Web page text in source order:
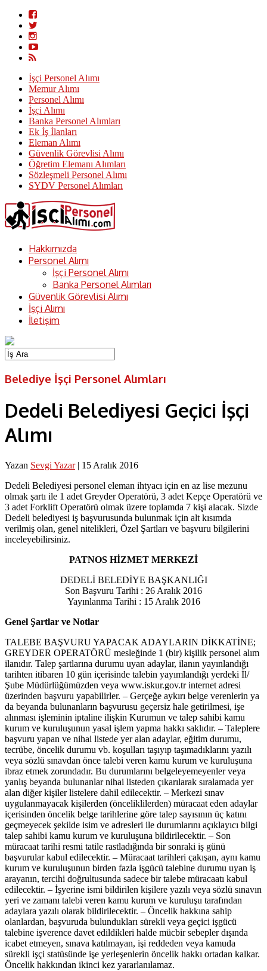
İşçi Personel Alımı
Memur Alımı
Personel Alımı
İşçi Alımı
Banka Personel Alımları
Ek İş İlanları
Eleman Alımı
Güvenlik Görevlisi Alımı
Öğretim Elemanı Alımları
Sözleşmeli Personel Alımı
SYDV Personel Alımları
Hakkımızda
Personel Alımı
İşçi Personel Alımı
Banka Personel Alımları
Güvenlik Görevlisi Alımı
İşçi Alımı
İletişim
Belediye İşçi Personel Alımları
Dedeli Belediyesi Geçici İşçi
Alımı
Yazan Sevgi Yazar| 15 Aralık 2016
Dedeli Belediyesi personel eleman ihtyacı için en az lise mezunu
olmak şartı ile 1 adet Greyder Operatörü, 3 adet Kepçe Operatörü ve
3 adet Forklift Operatörü olmak üzere toplamda 7 kişi alacak. Sizde
Dedeli belediyesi iş başvurusunda bulunmak için alt kısımda
verilmiş olan, genel nitelikleri, Özel Şartları ve başvuru bilgilerini
inceleyebilirsiniz.
PATNOS HİZMET MERKEZİ
DEDELİ BELEDİYE BAŞKANLIĞI
Son Başvuru Tarihi : 26 Aralık 2016
Yayınlanma Tarihi : 15 Aralık 2016
Genel Şartlar ve Notlar
TALEBE BAŞVURU YAPACAK ADAYLARIN DİKKATİNE;
GREYDER OPERATÖRÜ mesleğinde 1 (bir) kişilik personel alım
ilanıdır. Talep şartlarına durumu uyan adaylar, ilanın yayınlandığı
tarihten itibaren 10 gün içerisinde talebin yayımlandığı yerdeki İl/
Şube Müdürlüğümüzden veya www.iskur.gov.tr internet adresi
üzerinden başvuru yapabilirler. – Gerçeğe aykırı belge verenlerin ya
da beyanda bulunanların başvurusu geçersiz hale getirilmesi, işe
alınması işleminin iptaline ilişkin Kurumun ve talep sahibi kamu
kurum ve kuruluşunun yasal işlem yapma hakkı saklıdır. – Taleplere
başvuru yapan ve nihai listede yer alan adaylar, eğitim durumu,
tecrübe, öncelik durumu vb. koşulları taşıyıp taşımadıklarını yazılı
veya sözlü sınavdan önce talebi veren kamu kurum ve kuruluşuna
ibraz etmek zorundadır. Bu durumlarını belgeleyemeyenler veya
yanlış beyanda bulunanlar nihai listeden çıkarılarak sıralamada yer
alan diğer kişiler listelere dahil edilecektir. – Merkezi sınav
uygulanmayacak kişilerden (önceliklilerden) müracaat eden adaylar
içerisinden öncelik belge tarihlerine göre talep sayısının üç katını
geçmeyecek şekilde isim ve adresleri ile durumlarını açıklayıcı bilgi
talep sahibi kamu kurum ve kuruluşuna bildirilecektir. – Son
müracaat tarihi resmi tatile rastladığında bir sonraki iş günü
başvurular kabul edilecektir. – Müracaat tarihleri çakışan, aynı kamu
kurum ve kuruluşunun birden fazla işgücü talebine durumu uyan iş
arayanın, tercihi doğrultusunda sadece bir talebe müracaatı kabul
edilecektir. – İşyerine ismi bildirilen kişilere yazılı veya sözlü sınavın
yeri ve zamanı talebi veren kamu kurum ve kuruluşu tarafından
adaylara yazılı olarak bildirilecektir. – Öncelik hakkına sahip
olanlardan, başvuruda bulundukları sürekli veya geçici işgücü
talebine işverence davet edildikleri halde mücbir sebepler dışında
icabet etmeyen, sınava katılmayan, işi reddeden veya kamuda
sürekli işçi statüsünde işe yerleşenlerin öncelik hakkı ortadan kalkar.
Öncelik hakkından ikinci kez yararlanılamaz.